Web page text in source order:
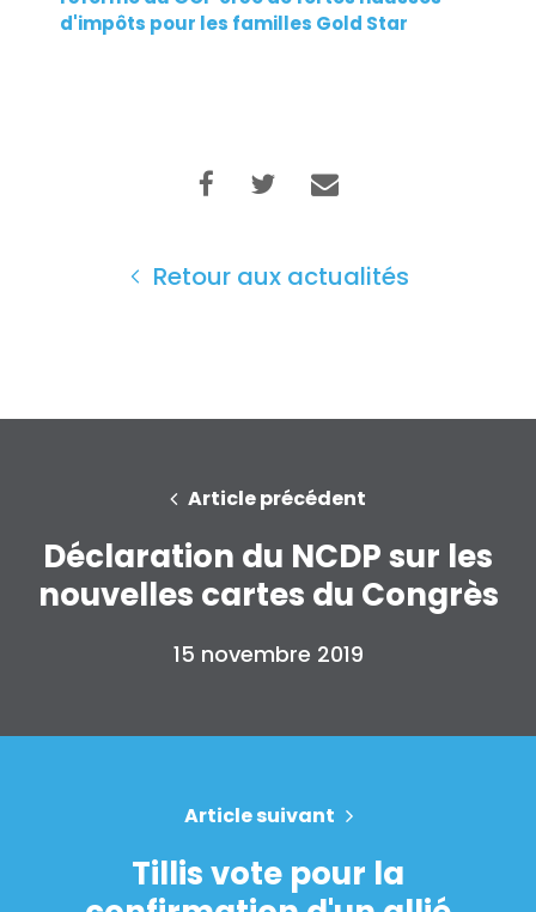
Action
Vote
Faire un don
d'impôts pour les familles Gold Star
Retour aux actualités
Article précédent
Déclaration du NCDP sur les
nouvelles cartes du Congrès
15 novembre 2019
Article suivant
Tillis vote pour la